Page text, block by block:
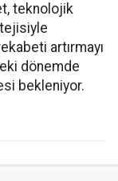
teknolojik
artırmayı
dönemde
bekleniyor.